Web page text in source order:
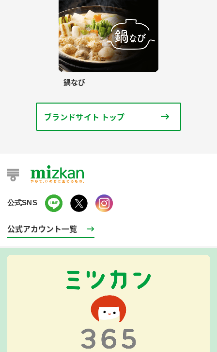
鍋なび
ブランドサイト トップ
公式SNS
公式アカウント一覧